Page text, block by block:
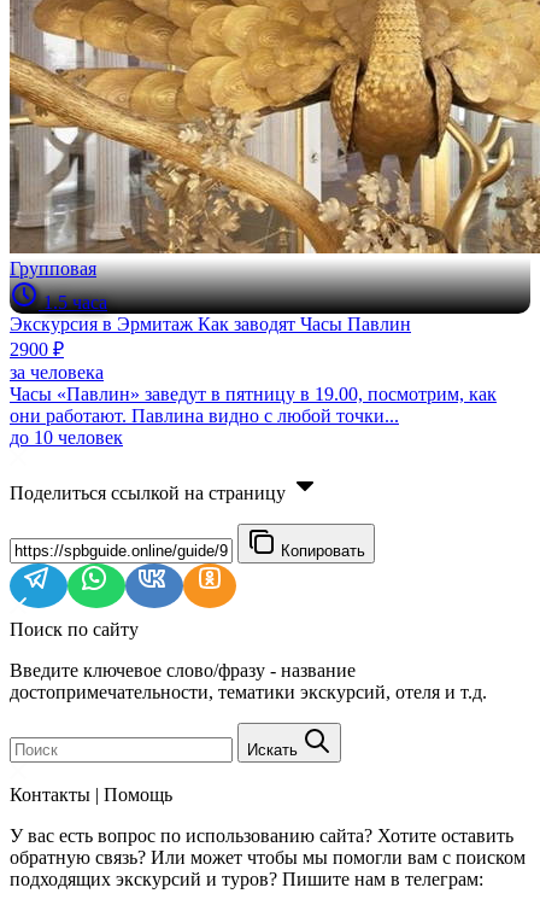
Групповая
1.5 часа
Экскурсия в Эрмитаж Как заводят Часы Павлин
2900 ₽
за человека
Часы «Павлин» заведут в пятницу в 19.00, посмотрим, как
они работают. Павлина видно с любой точки...
до 10 человек
Поделиться ссылкой на страницу
Копировать
Поиск по сайту
Введите ключевое слово/фразу - название
достопримечательности, тематики экскурсий, отеля и т.д.
Искать
Контакты | Помощь
У вас есть вопрос по использованию сайта? Хотите оставить
обратную связь? Или может чтобы мы помогли вам с поиском
подходящих экскурсий и туров? Пишите нам в телеграм: